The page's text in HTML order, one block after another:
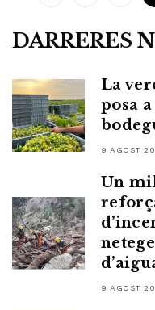
DARRERES
La
posa
9 AGOST
Un
9 AGOST